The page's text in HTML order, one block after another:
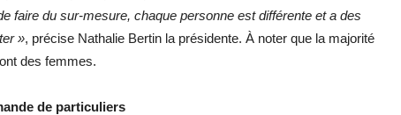
faire du sur-mesure, chaque personne est différente et a des
», précise Nathalie Bertin la présidente. À noter que la majorité
des femmes.
de particuliers